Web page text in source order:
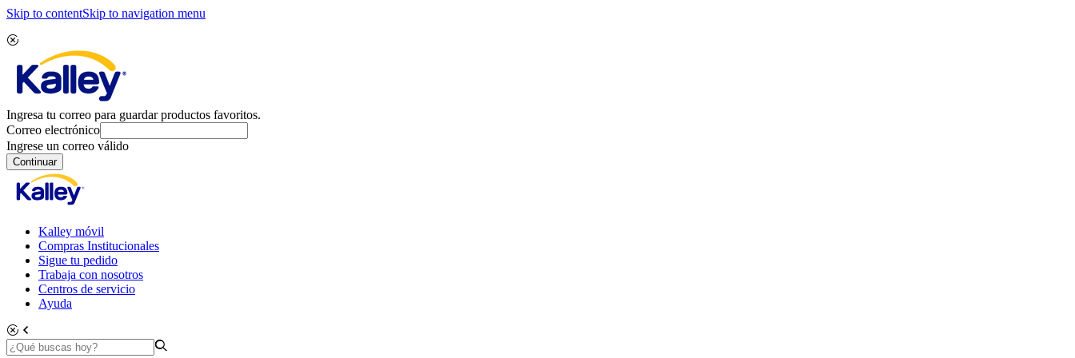
Skip to contentSkip to navigation menu
Ingresa tu correo para guardar productos favoritos.
Correo electrónico
Ingrese un correo válido
Continuar
Kalley móvil
Compras Institucionales
Sigue tu pedido
Trabaja con nosotros
Centros de servicio
Ayuda